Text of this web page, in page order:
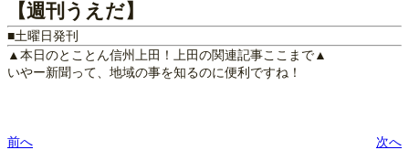
【週刊うえだ】
■土曜日発刊
▲本日のとことん信州上田！上田の関連記事ここまで▲
いやー新聞って、地域の事を知るのに便利ですね！
前へ 次へ